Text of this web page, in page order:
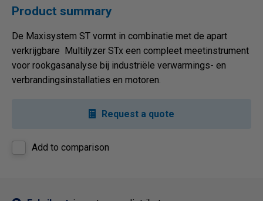
Product summary
De Maxisystem ST vormt in combinatie met de apart
verkrijgbare Multilyzer STx een compleet meetinstrument
voor rookgasanalyse bij industriële verwarmings- en
verbrandingsinstallaties en motoren.
Request a quote
Add to comparison